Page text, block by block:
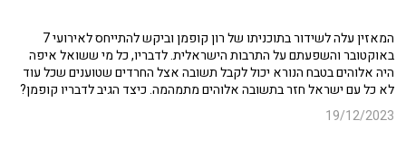
המאזין עלה לשידור בתוכניתו של רון קופמן וביקש להתייחס לאירועי 7
באוקטובר והשפעתם על התרבות הישראלית. לדבריו, כל מי ששואל איפה
היה אלוהים בטבח הנורא יכול לקבל תשובה אצל החרדים שטוענים שכל עוד
לא כל עם ישראל חזר בתשובה אלוהים מתמהמה. כיצד הגיב לדבריו קופמן?
19/12/2023